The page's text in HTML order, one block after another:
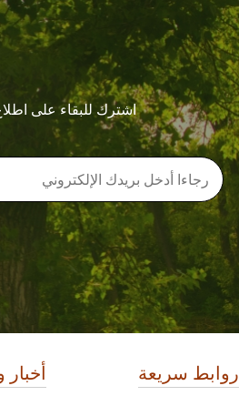
اشترك للبقاء على
روابط سريعة